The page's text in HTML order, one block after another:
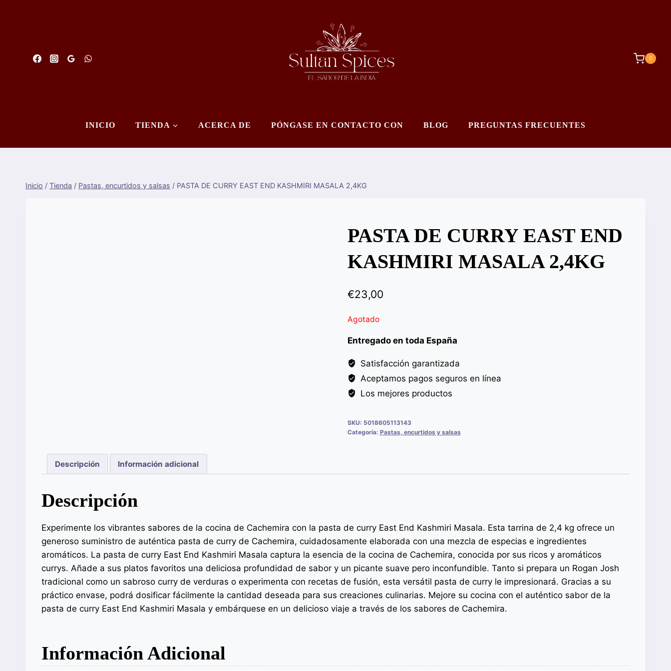
0
INICIO TIENDA ACERCA DE PÓNGASE EN CONTACTO CON BLOG PREGUNTAS FRECUENTES
Inicio / Tienda / Pastas, encurtidos y salsas / PASTA DE CURRY EAST END KASHMIRI MASALA 2,4KG
PASTA DE CURRY EAST END
KASHMIRI MASALA 2,4KG
€23,00
Agotado
Entregado en toda España
Satisfacción garantizada
Aceptamos pagos seguros en línea
Los mejores productos
SKU: 5018605113143
Categoría: Pastas, encurtidos y salsas
Descripción Información adicional
Descripción
Experimente los vibrantes sabores de la cocina de Cachemira con la pasta de curry East End Kashmiri Masala. Esta tarrina de 2,4 kg ofrece un
generoso suministro de auténtica pasta de curry de Cachemira, cuidadosamente elaborada con una mezcla de especias e ingredientes
aromáticos. La pasta de curry East End Kashmiri Masala captura la esencia de la cocina de Cachemira, conocida por sus ricos y aromáticos
currys. Añade a sus platos favoritos una deliciosa profundidad de sabor y un picante suave pero inconfundible. Tanto si prepara un Rogan Josh
tradicional como un sabroso curry de verduras o experimenta con recetas de fusión, esta versátil pasta de curry le impresionará. Gracias a su
práctico envase, podrá dosificar fácilmente la cantidad deseada para sus creaciones culinarias. Mejore su cocina con el auténtico sabor de la
pasta de curry East End Kashmiri Masala y embárquese en un delicioso viaje a través de los sabores de Cachemira.
Información Adicional